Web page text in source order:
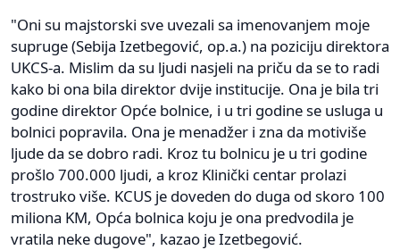
"Oni su majstorski sve uvezali sa imenovanjem moje
supruge (Sebija Izetbegović, op.a.) na poziciju direktora
UKCS-a. Mislim da su ljudi nasjeli na priču da se to radi
kako bi ona bila direktor dvije institucije. Ona je bila tri
godine direktor Opće bolnice, i u tri godine se usluga u
bolnici popravila. Ona je menadžer i zna da motiviše
ljude da se dobro radi. Kroz tu bolnicu je u tri godine
prošlo 700.000 ljudi, a kroz Klinički centar prolazi
trostruko više. KCUS je doveden do duga od skoro 100
miliona KM, Opća bolnica koju je ona predvodila je
vratila neke dugove", kazao je Izetbegović.